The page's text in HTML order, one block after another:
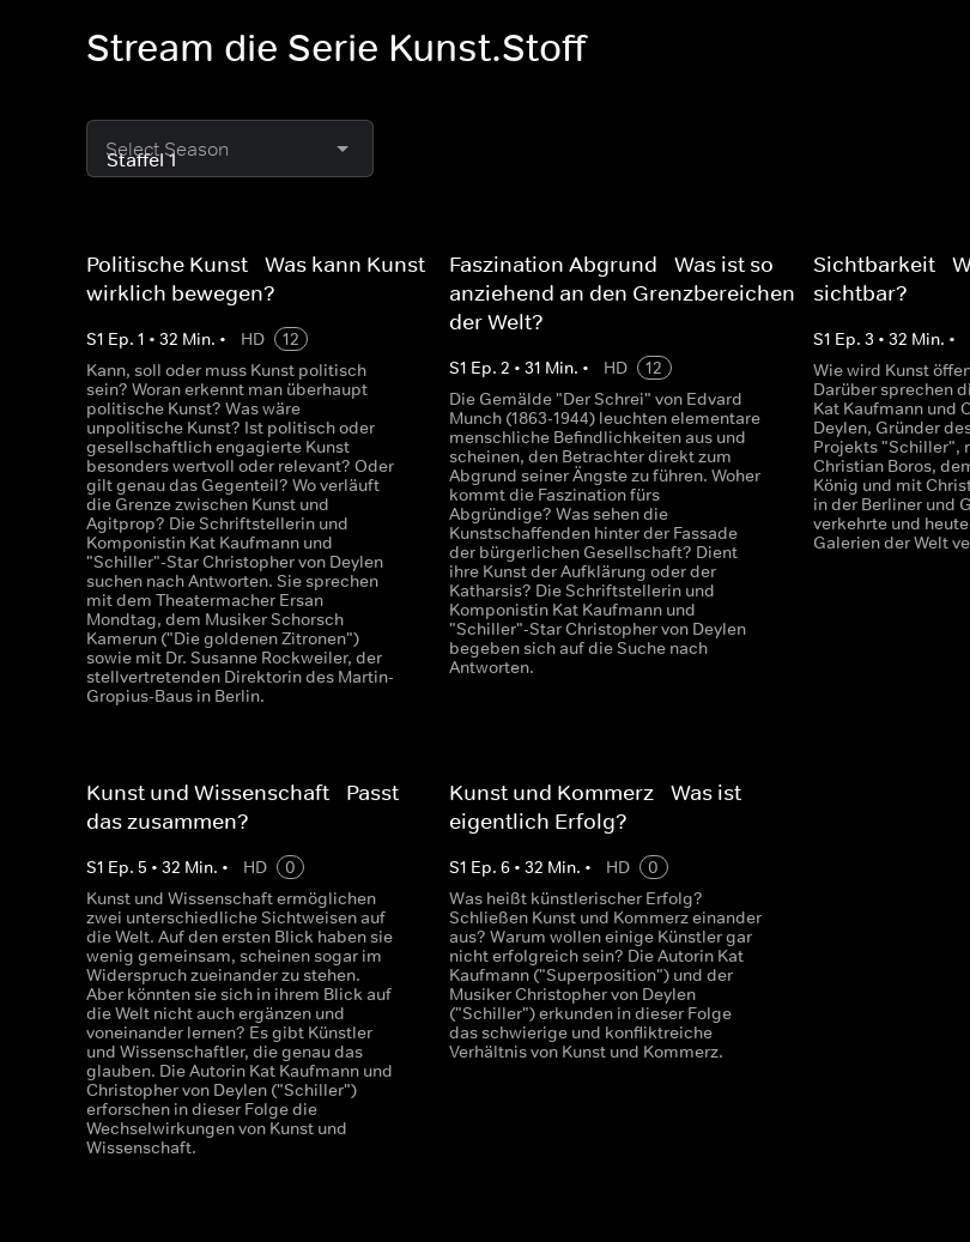
Stream die Serie Kunst.Stoff
Select Season
Politische Kunst - Was kann Kunst
wirklich bewegen?
S1 Ep. 1 • 32 Min. • HD
12
Kann, soll oder muss Kunst politisch
sein? Woran erkennt man überhaupt
politische Kunst? Was wäre
unpolitische Kunst? Ist politisch oder
gesellschaftlich engagierte Kunst
besonders wertvoll oder relevant? Oder
gilt genau das Gegenteil? Wo verläuft
die Grenze zwischen Kunst und
Agitprop? Die Schriftstellerin und
Komponistin Kat Kaufmann und
"Schiller"-Star Christopher von Deylen
suchen nach Antworten. Sie sprechen
mit dem Theatermacher Ersan
Mondtag, dem Musiker Schorsch
Kamerun ("Die goldenen Zitronen")
sowie mit Dr. Susanne Rockweiler, der
stellvertretenden Direktorin des Martin-
Gropius-Baus in Berlin.
Faszination Abgrund - Was ist so
anziehend an den Grenzbereichen
der Welt?
S1 Ep.2 •31 Min. • HD
12
Die Gemälde "Der Schrei" von Edvard
Munch (1863-1944) leuchten elementare
menschliche Befindlichkeiten aus und
scheinen, den Betrachter direkt zum
Abgrund seiner Ängste zu führen. Woher
kommt die Faszination fürs
Abgründige? Was sehen die
Kunstschaffenden hinter der Fassade
der bürgerlichen Gesellschaft? Dient
ihre Kunst der Aufklärung oder der
Katharsis? Die Schriftstellerin und
Komponistin Kat Kaufmann und
"Schiller"-Star Christopher von Deylen
begeben sich auf die Suche nach
Antworten.
Sichtbarkeit -
sichtbar?
S1 Ep. 3 • 32 Min. •
Wie wird Kunst
Darüber sprechen
Kat Kaufmann und
Deylen, Gründer
Projekts "Schiller",
Christian Boros,
König und mit
in der Berliner und
verkehrte und
Galerien der Welt
Kunst und Wissenschaft - Passt
das zusammen?
S1 Ep. 5 • 32 Min. • HD
0
Kunst und Wissenschaft ermöglichen
zwei unterschiedliche Sichtweisen auf
die Welt. Auf den ersten Blick haben sie
wenig gemeinsam, scheinen sogar im
Widerspruch zueinander zu stehen.
Aber könnten sie sich in ihrem Blick auf
die Welt nicht auch ergänzen und
voneinander lernen? Es gibt Künstler
und Wissenschaftler, die genau das
glauben. Die Autorin Kat Kaufmann und
Christopher von Deylen ("Schiller")
erforschen in dieser Folge die
Wechselwirkungen von Kunst und
Wissenschaft.
Kunst und Kommerz - Was ist
eigentlich Erfolg?
S1 Ep.6 •32 Min. • HD
0
Was heißt künstlerischer Erfolg?
Schließen Kunst und Kommerz einander
aus? Warum wollen einige Künstler gar
nicht erfolgreich sein? Die Autorin Kat
Kaufmann ("Superposition") und der
Musiker Christopher von Deylen
("Schiller") erkunden in dieser Folge
das schwierige und konfliktreiche
Verhältnis von Kunst und Kommerz.